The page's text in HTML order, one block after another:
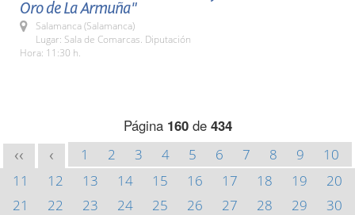
Oro de La Armuña"
Salamanca (Salamanca)
Lugar: Sala de Comarcas. Diputación
Hora: 11:30 h.
Página 160de 434
<< < 1 2 3 4 5 6 7 8 9
10
11
12 13 14 15 16 17 18 19
20
21
22 23 24 25 26 27 28 29
30